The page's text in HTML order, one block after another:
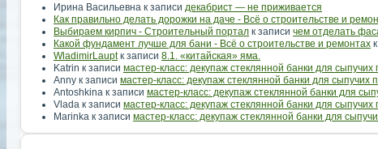
Ирина Васильевна к записи декабрист — не приживается
Как правильно делать дорожки на даче - Всё о строительстве и
Выбираем кирпич - Строительный портал к записи чем отделать
Какой фундамент лучше для бани - Всё о строительстве и ремонтах
WladimirLauptк записи 8.1. «китайская» яма.
Katrin к записи мастер-класс: декупаж стеклянной банки для сыпучих
Anny к записи мастер-класс: декупаж стеклянной банки для сыпучих
Antoshkina к записи мастер-класс: декупаж стеклянной банки для
Vlada к записи мастер-класс: декупаж стеклянной банки для сыпучих
Marinka к записи мастер-класс: декупаж стеклянной банки для